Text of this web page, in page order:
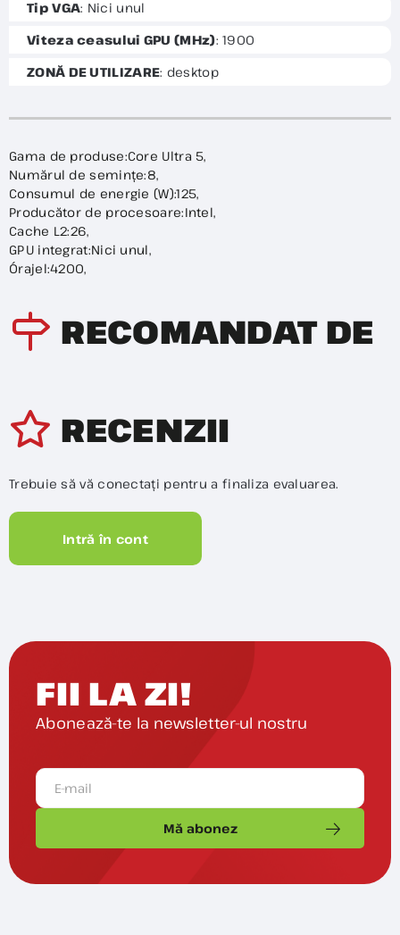
Tip VGA: Nici unul
Viteza ceasului GPU (MHz): 1900
ZONĂ DE UTILIZARE: desktop
Gama de produse:Core Ultra 5,
Numărul de semințe:8,
Consumul de energie (W):125,
Producător de procesoare:Intel,
Cache L2:26,
GPU integrat:Nici unul,
Órajel:4200,
RECOMANDAT DE
RECENZII
Trebuie să vă conectați pentru a finaliza evaluarea.
Intră în cont
FII LA ZI!
Abonează-te la newsletter-ul nostru
Mă abonez